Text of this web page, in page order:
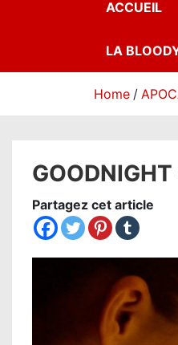
ACCUEIL
LA
Home
Partagez cet article